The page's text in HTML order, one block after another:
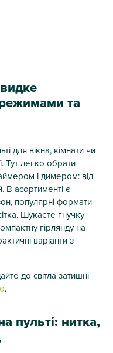
та
для вікна, кімнати чи
Тут легко обрати
і димером: від
В асортименті є
популярні формати —
Шукаєте гнучку
гірлянду на
варіанти з
до світла затишні
.
пульті: нитка,